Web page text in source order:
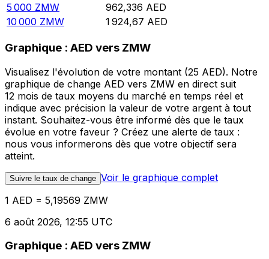
5 000 ZMW 962,336 AED
10 000 ZMW 1 924,67 AED
Graphique : AED vers ZMW
Visualisez l'évolution de votre montant (25 AED). Notre
graphique de change AED vers ZMW en direct suit
12 mois de taux moyens du marché en temps réel et
indique avec précision la valeur de votre argent à tout
instant. Souhaitez-vous être informé dès que le taux
évolue en votre faveur ? Créez une alerte de taux :
nous vous informerons dès que votre objectif sera
atteint.
Suivre le taux de change Voir le graphique complet
1 AED = 5,19569 ZMW
6 août 2026, 12:55 UTC
Graphique : AED vers ZMW